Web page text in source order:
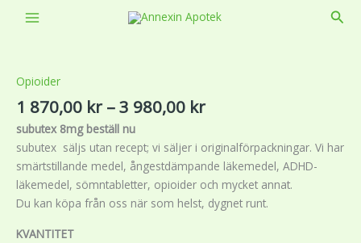
Opioider
1 870,00 kr –3 980,00 kr870,00 kr
980,00 kr
subutex 8mg beställ nu
subutex säljs utan recept; vi säljer i originalförpackningar. Vi har
smärtstillande medel, ångestdämpande läkemedel, ADHD-
läkemedel, sömntabletter, opioider och mycket annat.
Du kan köpa från oss när som helst, dygnet runt.
KVANTITET
Köp
Subutex
8mg
utan
recept
quantity